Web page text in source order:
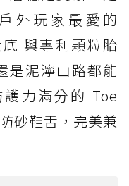
外玩家最愛的
與專利顆粒胎
是泥濘山路都能
力滿分的 Toe
砂鞋舌，完美兼